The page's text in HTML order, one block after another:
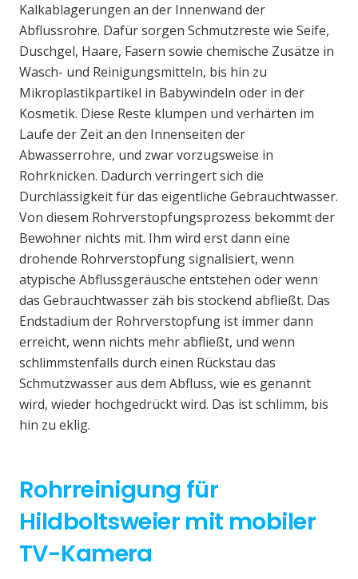
Kalkablagerungen an der Innenwand der
Abflussrohre. Dafür sorgen Schmutzreste wie Seife,
Duschgel, Haare, Fasern sowie chemische Zusätze in
Wasch- und Reinigungsmitteln, bis hin zu
Mikroplastikpartikel in Babywindeln oder in der
Kosmetik. Diese Reste klumpen und verhärten im
Laufe der Zeit an den Innenseiten der
Abwasserrohre, und zwar vorzugsweise in
Rohrknicken. Dadurch verringert sich die
Durchlässigkeit für das eigentliche Gebrauchtwasser.
Von diesem Rohrverstopfungsprozess bekommt der
Bewohner nichts mit. Ihm wird erst dann eine
drohende Rohrverstopfung signalisiert, wenn
atypische Abflussgeräusche entstehen oder wenn
das Gebrauchtwasser zäh bis stockend abfließt. Das
Endstadium der Rohrverstopfung ist immer dann
erreicht, wenn nichts mehr abfließt, und wenn
schlimmstenfalls durch einen Rückstau das
Schmutzwasser aus dem Abfluss, wie es genannt
wird, wieder hochgedrückt wird. Das ist schlimm, bis
hin zu eklig.
Rohrreinigung für
Hildboltsweier mit mobiler
TV-Kamera